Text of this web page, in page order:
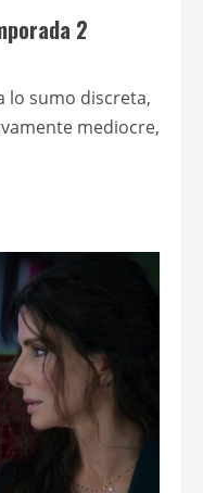
2
lo sumo discreta,
mediocre,